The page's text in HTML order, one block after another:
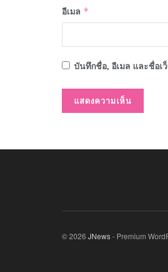
อีเมล *
บันทึกชื่อ, อีเมล และชื่อเ
© 2026 JNews- Premium